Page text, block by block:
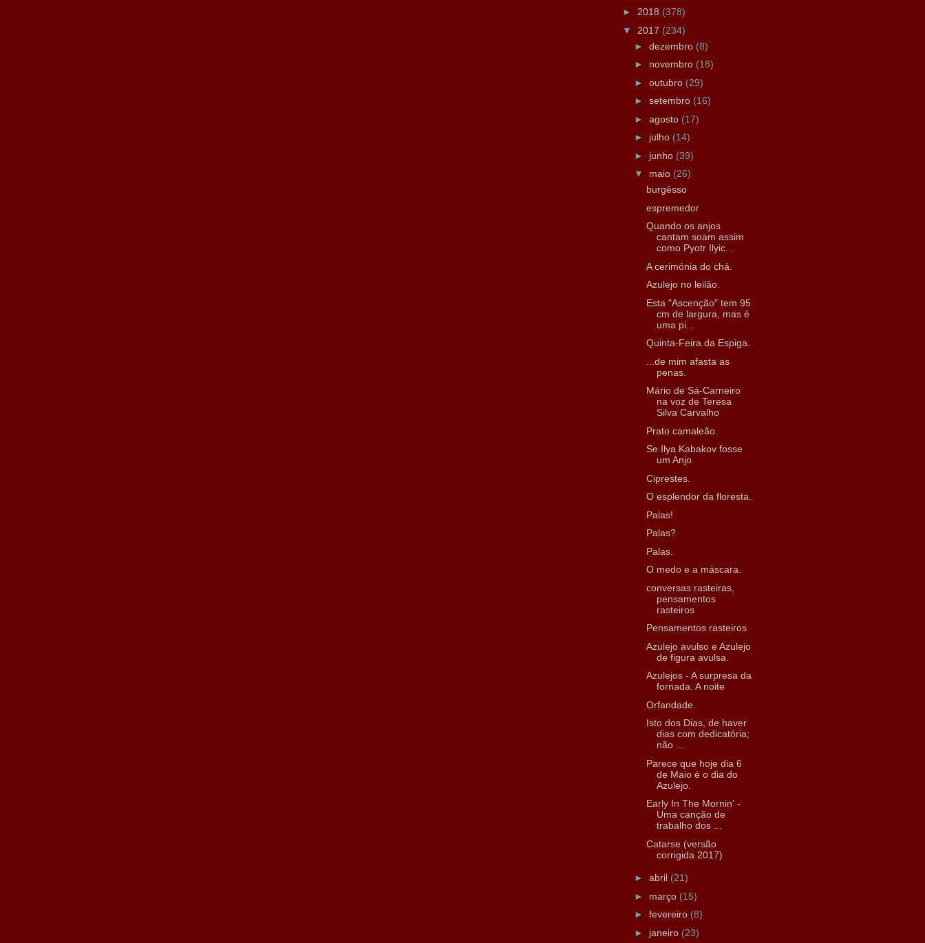
► 2018 (378)
▼ 2017 (234)
► dezembro (8)
► novembro (18)
► outubro (29)
► setembro (16)
► agosto (17)
► julho (14)
► junho (39)
▼ maio (26)
burgêsso
espremedor
Quando os anjos
cantam soam assim
como Pyotr Ilyic...
A cerimónia do chá.
Azulejo no leilão.
Esta "Ascenção" tem 95
cm de largura, mas é
uma pi...
Quinta-Feira da Espiga.
...de mim afasta as
penas.
Mário de Sá-Carneiro
na voz de Teresa
Silva Carvalho
Prato camaleão.
Se Ilya Kabakov fosse
um Anjo
Ciprestes.
O esplendor da floresta.
Palas!
Palas?
Palas.
O medo e a máscara.
conversas rasteiras,
pensamentos
rasteiros
Pensamentos rasteiros
Azulejo avulso e Azulejo
de figura avulsa.
Azulejos - A surpresa da
fornada. A noite
Orfandade.
Isto dos Dias, de haver
dias com dedicatória;
não ...
Parece que hoje dia 6
de Maio é o dia do
Azulejo.
Early In The Mornin' -
Uma canção de
trabalho dos ...
Catarse (versão
corrigida 2017)
► abril (21)
► março (15)
► fevereiro (8)
► janeiro (23)